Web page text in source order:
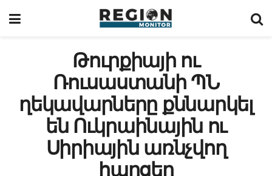
Թուրքիայի ու
Ռուսաստանի ՊՆ
ղեկավարները քննարկել
են Ուկրաինային ու
Սիրիային առնչվող
հարցեր